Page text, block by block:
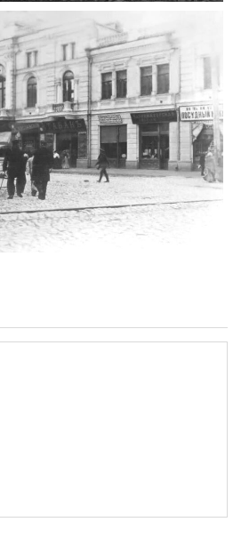
Фото Житомира період
до 1917 року
Leave a comment
1903 РОКУ